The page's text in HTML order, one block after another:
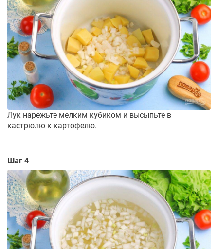
Лук нарежьте мелким кубиком и высыпьте в
кастрюлю к картофелю.
Шаг 4